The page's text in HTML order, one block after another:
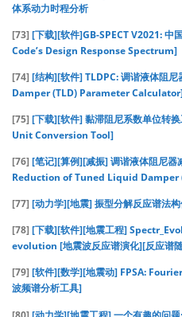
体系动力时程分析
[73] [下载][软件]GB-SPECT V2021: 中
Code’s Design Response Spectrum]
[74] [结构][软件] TLDPC: 调谐液体阻
Damper (TLD) Parameter
[75] [下载][软件] 黏滞阻尼系数单位
Unit Conversion Tool]
[76] [笔记][算例][减振] 调谐液体阻尼
Reduction of Tuned Liquid Damper
[77] [动力学][地震] 振型分解反应谱法
[78] [下载][软件][地震工程]
evolution [地震波反应谱演化][反应谱
[79] [软件][数学][地震动] FPSA:
波频谱分析工具]